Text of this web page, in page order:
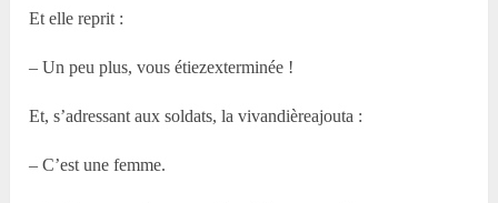
Et elle reprit :
– Un peu plus, vous étiezexterminée !
Et, s’adressant aux soldats, la vivandièreajouta :
– C’est une femme.